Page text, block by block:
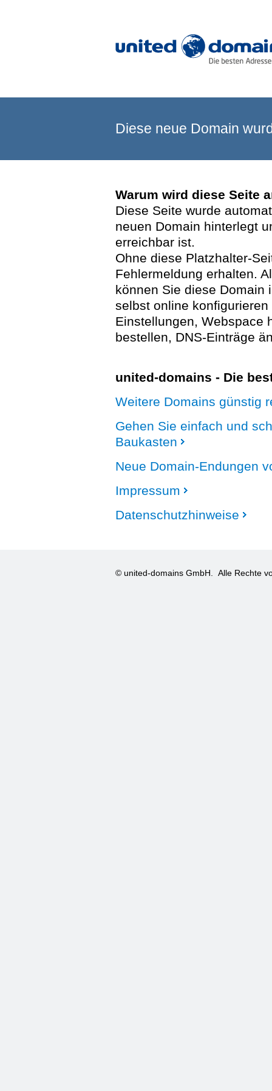
Diese neue Domain
Warum wird diese Seite
Diese Seite wurde
neuen Domain hinterlegt
erreichbar ist.
Ohne diese Platzhalter-
Fehlermeldung erhalten.
können Sie diese Domain
selbst online
Einstellungen, Webspace
bestellen, DNS-Einträge
united-domains - Die
Weitere Domains günstig
Gehen Sie einfach und
Baukasten
Neue Domain-Endungen
Impressum
Datenschutzhinweise
© united-domains GmbH. Alle Rechte